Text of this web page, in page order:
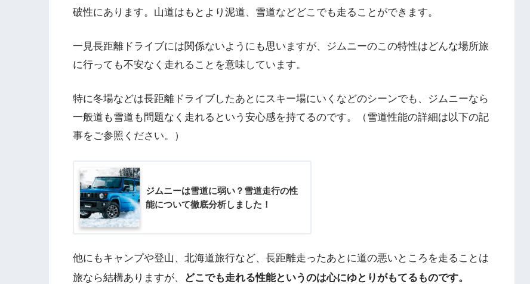
破性にあります。山道はもとより泥道、雪道などどこでも走ることができます。
一見長距離ドライブには関係ないようにも思いますが、ジムニーのこの特性はどんな場所旅
に行っても不安なく走れることを意味しています。
特に冬場などは長距離ドライブしたあとにスキー場にいくなどのシーンでも、ジムニーなら
一般道も雪道も問題なく走れるという安心感を持てるのです。（雪道性能の詳細は以下の記
事をご参照ください。）
ジムニーは雪道に弱い？雪道走行の性
能について徹底分析しました！
他にもキャンプや登山、北海道旅行など、長距離走ったあとに道の悪いところを走ることは
旅なら結構ありますが、
どこでも走れる性能というのは心にゆとりがもてるものです。